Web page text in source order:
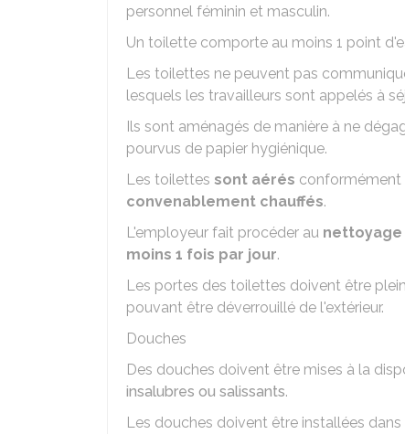
personnel féminin et masculin.
Un toilette comporte au moins 1 point
Les toilettes ne peuvent pas
lesquels les travailleurs sont appelés à
Ils sont aménagés de manière à ne
pourvus de papier hygiénique.
Les toilettes sont aérés conformément
convenablement chauffés.
L'employeur fait procéder au nettoyage
moins 1 fois par jour.
Les portes des toilettes doivent être
pouvant être déverrouillé de l'extérieur.
Douches
Des douches doivent être mises à la
insalubres ou salissants.
Les douches doivent être installées dans